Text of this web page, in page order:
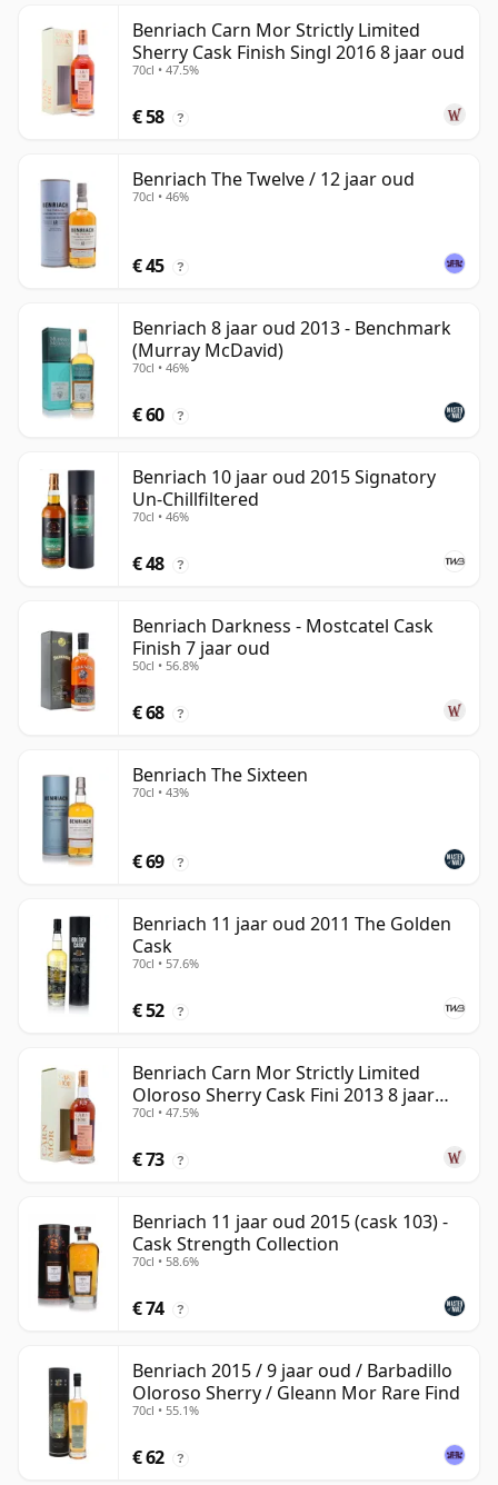
Benriach Carn Mor Strictly Limited
Sherry Cask Finish Singl 2016 8 jaar oud
70cl • 47.5%
€ 58 ?
Benriach The Twelve / 12 jaar oud
70cl • 46%
€ 45 ?
Benriach 8 jaar oud 2013 - Benchmark
(Murray McDavid)
70cl • 46%
€ 60 ?
Benriach 10 jaar oud 2015 Signatory
Un-Chillfiltered
70cl • 46%
€ 48 ?
Benriach Darkness - Mostcatel Cask
Finish 7 jaar oud
50cl • 56.8%
€ 68 ?
Benriach The Sixteen
70cl • 43%
€ 69 ?
Benriach 11 jaar oud 2011 The Golden
Cask
70cl • 57.6%
€ 52 ?
Benriach Carn Mor Strictly Limited
Oloroso Sherry Cask Fini 2013 8 jaar
oud
70cl • 47.5%
€ 73 ?
Benriach 11 jaar oud 2015 (cask 103) -
Cask Strength Collection
70cl • 58.6%
€ 74 ?
Benriach 2015 / 9 jaar oud / Barbadillo
Oloroso Sherry / Gleann Mor Rare Find
70cl • 55.1%
€ 62 ?